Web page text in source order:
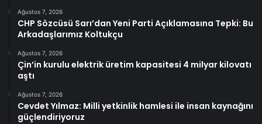
Ağustos 7, 2026
CHP Sözcüsü Sarı’dan Yeni Parti Açıklamasına Tepki: Bu
Arkadaşlarımız Koltukçu
Ağustos 7, 2026
Çin’in kurulu elektrik üretim kapasitesi 4 milyar kilovatı
aştı
Ağustos 7, 2026
Cevdet Yılmaz: Milli yetkinlik hamlesi ile insan kaynağını
güçlendiriyoruz